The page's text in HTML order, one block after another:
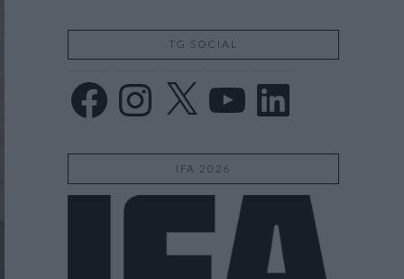
TG SOCIAL
Facebook Instagram YouTube LinkedIn
IFA 2026